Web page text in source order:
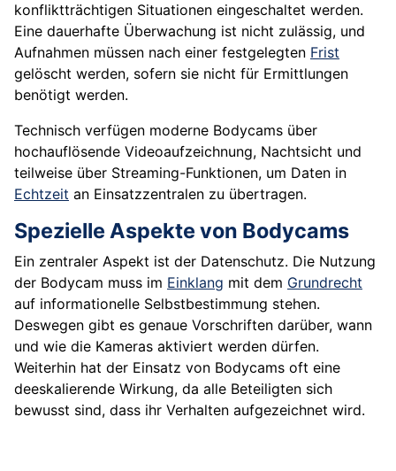
konfliktträchtigen Situationen eingeschaltet werden.
Eine dauerhafte Überwachung ist nicht zulässig, und
Aufnahmen müssen nach einer festgelegten Frist
gelöscht werden, sofern sie nicht für Ermittlungen
benötigt werden.
Technisch verfügen moderne Bodycams über
hochauflösende Videoaufzeichnung, Nachtsicht und
teilweise über Streaming-Funktionen, um Daten in
Echtzeit an Einsatzzentralen zu übertragen.
Spezielle Aspekte von Bodycams
Ein zentraler Aspekt ist der Datenschutz. Die Nutzung
der Bodycam muss im Einklang mit dem Grundrecht
auf informationelle Selbstbestimmung stehen.
Deswegen gibt es genaue Vorschriften darüber, wann
und wie die Kameras aktiviert werden dürfen.
Weiterhin hat der Einsatz von Bodycams oft eine
deeskalierende Wirkung, da alle Beteiligten sich
bewusst sind, dass ihr Verhalten aufgezeichnet wird.